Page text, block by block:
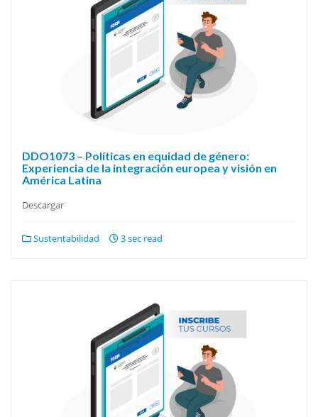
DDO1073 – Políticas en equidad de género:
Experiencia de la integración europea y visión en
América Latina
Descargar
Sustentabilidad 3 sec read